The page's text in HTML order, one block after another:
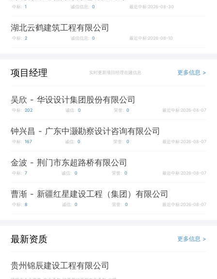
中标: 1 诚信信息: 0 最近中标:2026-08-30
湖北云鹤建筑工程有限公司
中标: 2 诚信信息: 0 最近中标:2026-08-10
项目经理 实时更新项目经理在建信息 更多信息 >
吴欣 - 华设设计集团股份有限公司
中标: 202 诚信: 0 荣誉: 0 最近中标:2026-08-07
钟兴昌 - 广东中灏勘察设计咨询有限公司
中标: 167 诚信: 0 荣誉: 0 最近中标:2026-08-07
金波 - 荆门市东超路桥有限公司
中标: 7 诚信: 0 荣誉: 0 最近中标:2026-08-07
曹渐 - 新疆红星建设工程（集团）有限公司
中标: 8 诚信: 0 荣誉: 0 最近中标:2026-08-07
最新资质 更多信息 >
贵州锦辰建设工程有限公司